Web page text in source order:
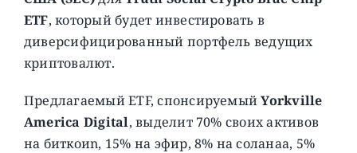
ETF, который будет инвестировать в
диверсифицированный портфель ведущих
криптовалют.
Предлагаемый ETF, спонсируемыйYorkville
America Digital, выделит 70% своих активов
на биткоиn, 15% на эфир, 8% на соланаa, 5%